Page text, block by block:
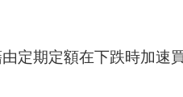
定期定額在下跌時加速